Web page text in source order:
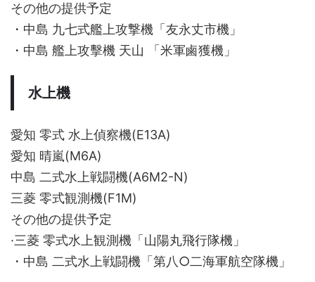
その他の提供予定
・中島 九七式艦上攻撃機「友永丈市機」
・中島 艦上攻擊機 天山 「米軍鹵獲機」
水上機
愛知 零式 水上偵察機(E13A)
愛知 晴嵐(M6A)
中島 二式水上戦闘機(A6M2-N)
三菱 零式観測機(F1M)
その他の提供予定
·三菱 零式水上観測機「山陽丸飛行隊機」
・中島 二式水上戦闘機「第八○二海軍航空隊機」